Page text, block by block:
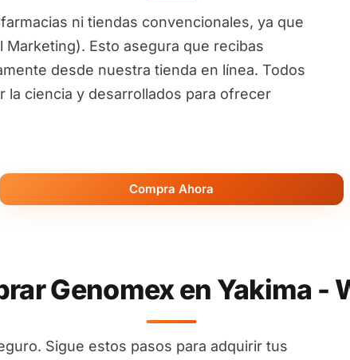
ni tiendas convencionales, ya que
Esto asegura que recibas
desde nuestra tienda en línea. Todos
ciencia y desarrollados para ofrecer
Compra Ahora
Genomex en Yakima -
Sigue estos pasos para adquirir tus